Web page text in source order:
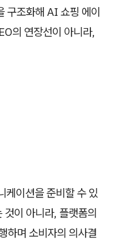
구조화해 AI 쇼핑 에이
의 연장선이 아니라,
이션을 준비할 수 있
이 아니라, 플랫폼의
하며 소비자의 의사결